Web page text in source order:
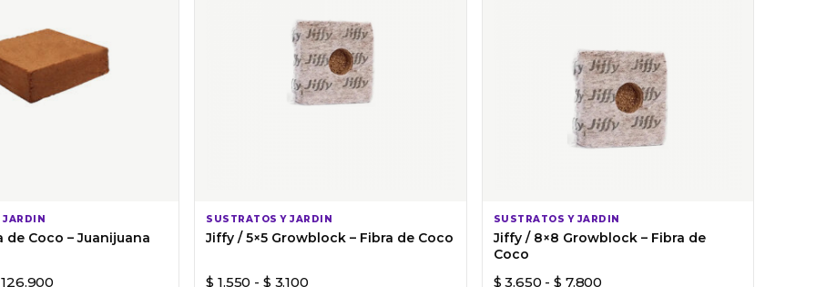
producto
JARDIN
de Coco – Juanijuana
126.900 Rango de precios: desde $ 42.300 hasta $ 126.900
SUSTRATOS Y JARDIN
Jiffy / 5×5 Growblock – Fibra de Coco
$ 1.550 - $ 3.100Rango de precios: desde $ 1.550 hasta $ 3.100
SUSTRATOS Y JARDIN
Jiffy / 8×8 Growblock – Fibra de
Coco
$ 3.650 - $ 7.800